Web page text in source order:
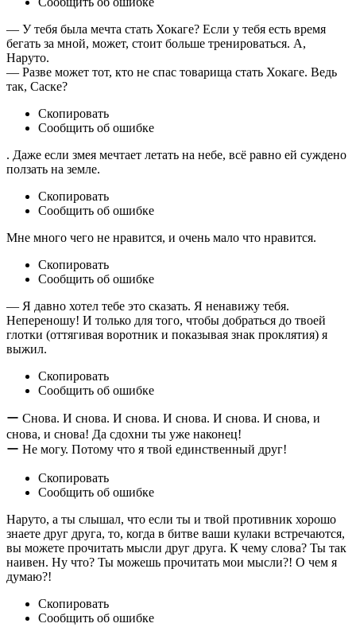
— У тебя была мечта стать Хокаге? Если у тебя есть время
бегать за мной, может, стоит больше тренироваться. А,
Наруто.
— Разве может тот, кто не спас товарища стать Хокаге. Ведь
так, Саске?
Скопировать
Сообщить об ошибке
. Даже если змея мечтает летать на небе, всё равно ей суждено
ползать на земле.
Скопировать
Сообщить об ошибке
Мне много чего не нравится, и очень мало что нравится.
Скопировать
Сообщить об ошибке
— Я давно хотел тебе это сказать. Я ненавижу тебя.
Непереношу! И только для того, чтобы добраться до твоей
глотки (оттягивая воротник и показывая знак проклятия) я
выжил.
Скопировать
Сообщить об ошибке
ー Снова. И снова. И снова. И снова. И снова. И снова, и
снова, и снова! Да сдохни ты уже наконец!
ー Не могу. Потому что я твой единственный друг!
Скопировать
Сообщить об ошибке
Наруто, а ты слышал, что если ты и твой противник хорошо
знаете друг друга, то, когда в битве ваши кулаки встречаются,
вы можете прочитать мысли друг друга. К чему слова? Ты так
наивен. Ну что? Ты можешь прочитать мои мысли?! О чем я
думаю?!
Скопировать
Сообщить об ошибке